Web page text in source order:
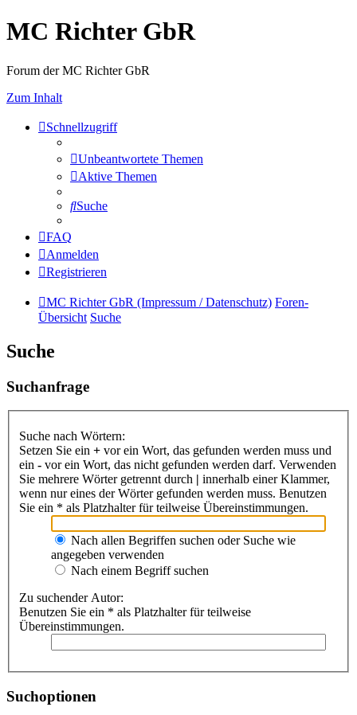
MC Richter GbR
Forum der MC Richter GbR
Zum Inhalt
Schnellzugriff
Unbeantwortete Themen
Aktive Themen
Suche
FAQ
Anmelden
Registrieren
MC Richter GbR (Impressum / Datenschutz) Foren-
Übersicht Suche
Suche
Suchanfrage
Suche nach Wörtern:
Setzen Sie ein + vor ein Wort, das gefunden werden muss und
ein - vor ein Wort, das nicht gefunden werden darf. Verwenden
Sie mehrere Wörter getrennt durch | innerhalb einer Klammer,
wenn nur eines der Wörter gefunden werden muss. Benutzen
Sie ein * als Platzhalter für teilweise Übereinstimmungen.
Nach allen Begriffen suchen oder Suche wie
angegeben verwenden
Nach einem Begriff suchen
Zu suchender Autor:
Benutzen Sie ein * als Platzhalter für teilweise
Übereinstimmungen.
Suchoptionen